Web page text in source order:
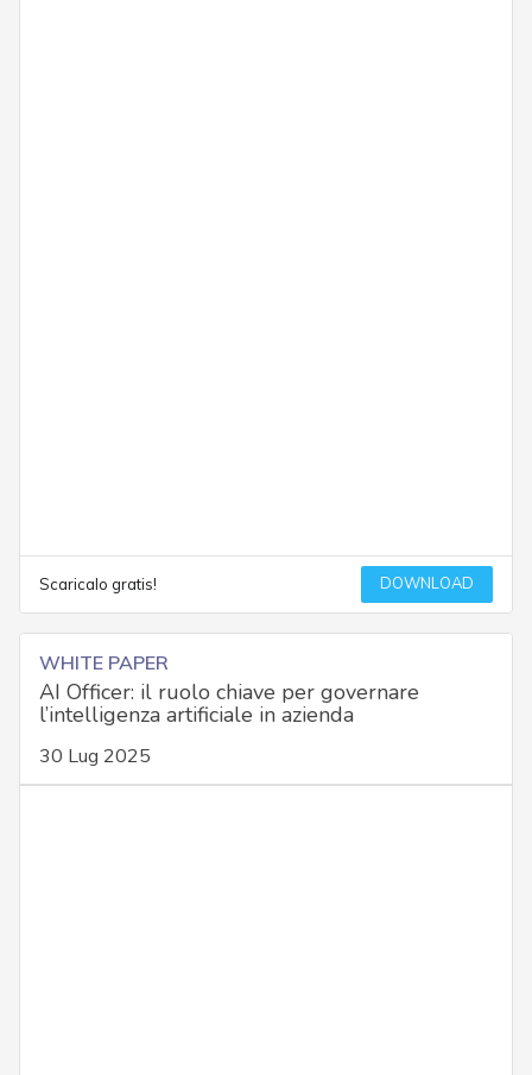
Scaricalo gratis! DOWNLOAD
WHITE PAPER
AI Officer: il ruolo chiave per governare
l’intelligenza artificiale in azienda
30 Lug 2025